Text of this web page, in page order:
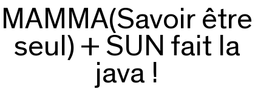
MAMMA(Savoir être
seul) + SUN fait la
java !